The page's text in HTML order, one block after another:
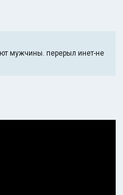
мужчины. перерыл инет-не